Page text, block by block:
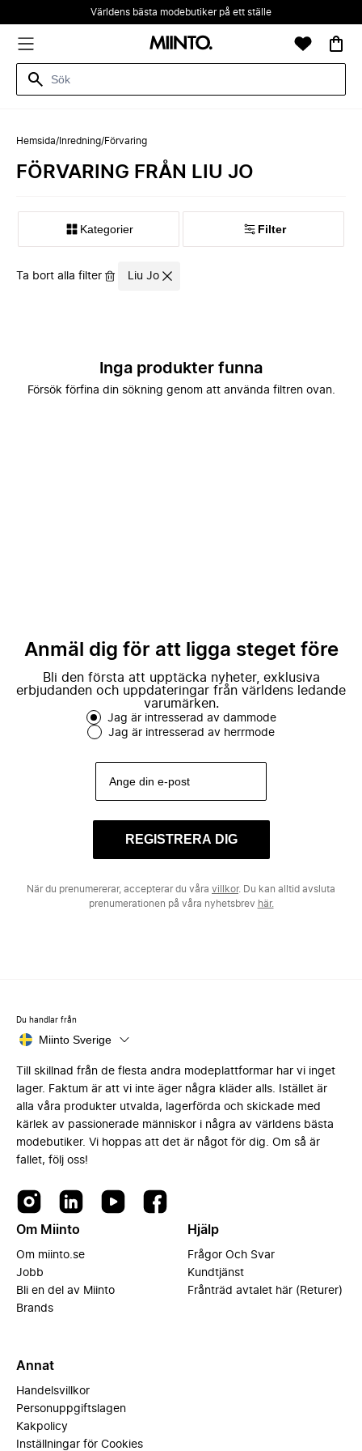
Världens bästa modebutiker på ett ställe
Hemsida/ Inredning/Förvaring
FÖRVARING FRÅN LIU JO
Kategorier Filter
Ta bort alla filter Liu Jo
Inga produkter funna
Försök förfina din sökning genom att använda filtren ovan.
Anmäl dig för att ligga steget före
Bli den första att upptäcka nyheter, exklusiva
erbjudanden och uppdateringar från världens ledande
varumärken.
Jag är intresserad av dammode
Jag är intresserad av herrmode
REGISTRERA DIG
När du prenumererar, accepterar du våra villkor. Du kan alltid avsluta
prenumerationen på våra nyhetsbrev här.
Du handlar från
Miinto Sverige
Till skillnad från de flesta andra modeplattformar har vi inget
lager. Faktum är att vi inte äger några kläder alls. Istället är
alla våra produkter utvalda, lagerförda och skickade med
kärlek av passionerade människor i några av världens bästa
modebutiker. Vi hoppas att det är något för dig. Om så är
fallet, följ oss!
Om Miinto
Om miinto.se
Jobb
Bli en del av Miinto
Brands
Hjälp
Frågor Och Svar
Kundtjänst
Frånträd avtalet här (Returer)
Annat
Handelsvillkor
Personuppgiftslagen
Kakpolicy
Inställningar för Cookies